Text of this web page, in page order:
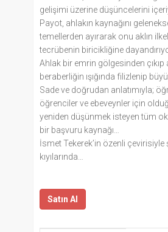
gelişimi üzerine düşüncelerini
Payot, ahlakın kaynağını
temellerden ayırarak onu aklın
tecrübenin biricikliğine
Ahlak bir emrin gölgesinden çıkıp
beraberliğin ışığında filizlenip
Sade ve doğrudan anlatımıyla;
öğrenciler ve ebeveynler için
yeniden düşünmek isteyen tüm
bir başvuru kaynağı…
İsmet Tekerek’in özenli
kıyılarında…
Satın Al